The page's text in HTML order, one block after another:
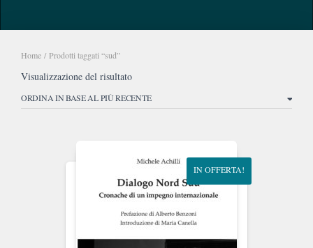
Home / Prodotti taggati “sud”
Visualizzazione del risultato
IN OFFERTA!